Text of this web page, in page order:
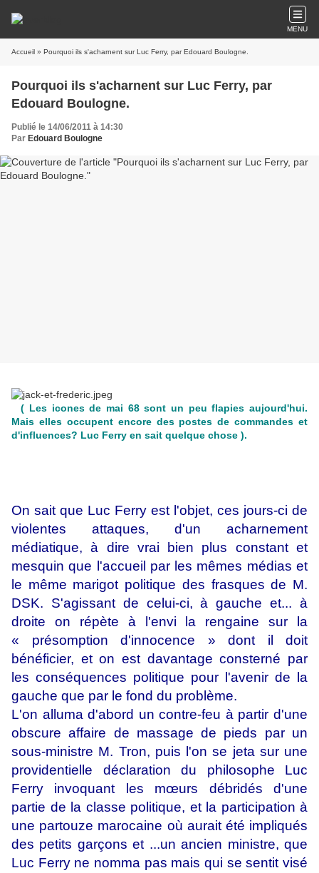
MENU
Accueil » Pourquoi ils s'acharnent sur Luc Ferry, par Edouard Boulogne.
Pourquoi ils s'acharnent sur Luc Ferry, par
Edouard Boulogne.
Publié le 14/06/2011 à 14:30
Par Edouard Boulogne
( Les icones de mai 68 sont un peu flapies aujourd'hui.
Mais elles occupent encore des postes de commandes et
d'influences? Luc Ferry en sait quelque chose ).
On sait que Luc Ferry est l'objet, ces jours-ci de
violentes attaques, d'un acharnement
médiatique, à dire vrai bien plus constant et
mesquin que l'accueil par les mêmes médias et
le même marigot politique des frasques de M.
DSK. S'agissant de celui-ci, à gauche et... à
droite on répète à l'envi la rengaine sur la
« présomption d'innocence » dont il doit
bénéficier, et on est davantage consterné par
les conséquences politique pour l'avenir de la
gauche que par le fond du problème.
L'on alluma d'abord un contre-feu à partir d'une
obscure affaire de massage de pieds par un
sous-ministre M. Tron, puis l'on se jeta sur une
providentielle déclaration du philosophe Luc
Ferry invoquant les mœurs débridés d'une
partie de la classe politique, et la participation à
une partouze marocaine où aurait été impliqués
des petits garçons et ...un ancien ministre, que
Luc Ferry ne nomma pas mais qui se sentit visé